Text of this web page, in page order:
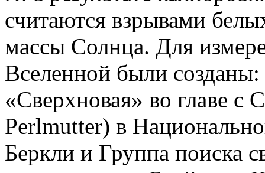
считаются взрывами
массы Солнца. Для
Вселенной были
«Сверхновая» во главе
Perlmutter) в
Беркли и Группа поиска